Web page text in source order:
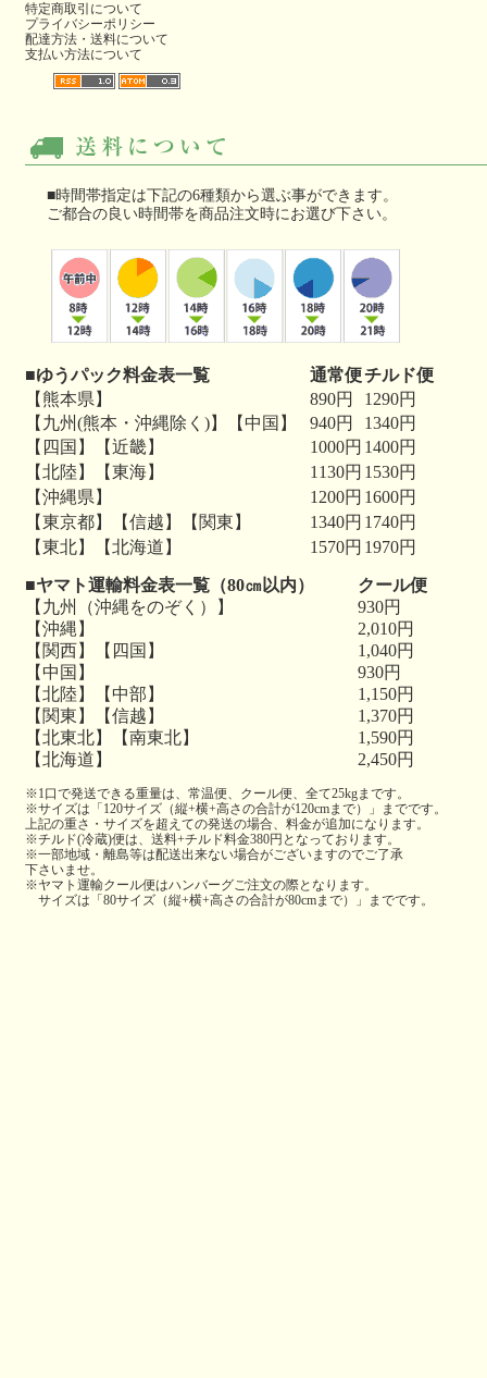
特定商取引について
プライバシーポリシー
配達方法・送料について
支払い方法について
■時間帯指定は下記の6種類から選ぶ事ができます。
ご都合の良い時間帯を商品注文時にお選び下さい。
■ゆうパック料金表一覧 通常便チルド便
【熊本県】
890円
1290円
【九州(熊本・沖縄除く)】【中国】
940円
1340円
【四国】【近畿】
1000円 1400円
【北陸】【東海】
1130円 1530円
【沖縄県】
1200円 1600円
【東京都】【信越】【関東】
1340円 1740円
【東北】【北海道】
1570円 1970円
■ヤマト運輸料金表一覧（80㎝以内）
クール便
【九州（沖縄をのぞく）】
930円
【沖縄】
2,010円
【関西】【四国】
1,040円
【中国】
930円
【北陸】【中部】
1,150円
【関東】【信越】
1,370円
【北東北】【南東北】
1,590円
【北海道】
2,450円
※1口で発送できる重量は、常温便、クール便、全て25kgまです。
※サイズは「120サイズ（縦+横+高さの合計が120cmまで）」までです。
上記の重さ・サイズを超えての発送の場合、料金が追加になります。
※チルド(冷蔵)便は、送料+チルド料金380円となっております。
※一部地域・離島等は配送出来ない場合がございますのでご了承
下さいませ。
※ヤマト運輸クール便はハンバーグご注文の際となります。
サイズは「80サイズ（縦+横+高さの合計が80cmまで）」までです。